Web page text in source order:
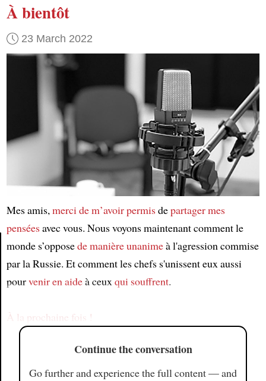
Article
À bientôt
23 March 2022
Mes amis,merci de m’avoir permisdepartager mes
penséesavec vous. Nous voyons maintenant comment le
monde s’opposede manière unanimeà l'agression commise
par la Russie. Et comment les chefs s'unissent eux aussi
pourvenir en aideà ceuxqui souffrent.
À la prochaine fois !
Continue the conversation
Go further and experience the full content — and